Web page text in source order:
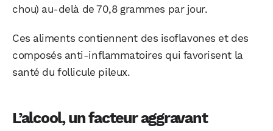
chou) au-delà de 70,8 grammes par jour.
Ces aliments contiennent des isoflavones et des
composés anti-inflammatoires qui favorisent la
santé du follicule pileux.
L’alcool, un facteur aggravant